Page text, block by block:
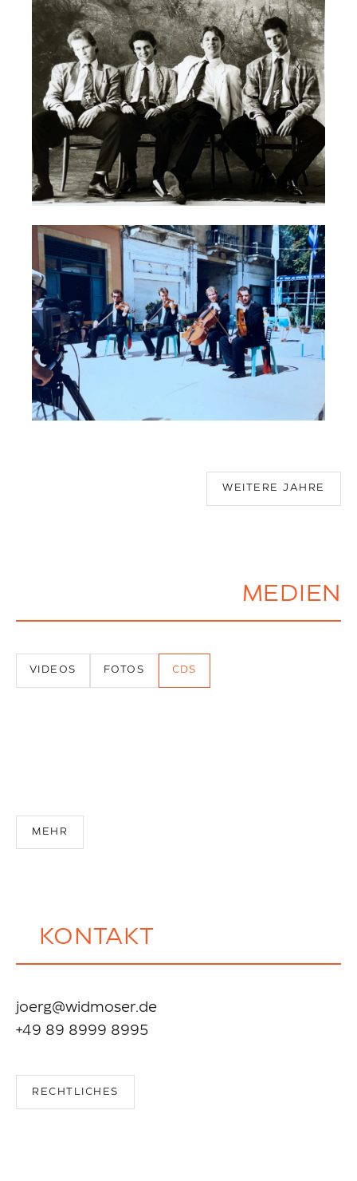
Die Geburt eines Abenteuers: 1983 in
München beginnt das Modern String
Quartet seinen Weg als Grenzgänger
zwischen Klassik, Jazz und Neuer Musik.
Bereits 1986 erhält das Ensemble ein
Stipendium der Stadt München und zeigt
bei Meisterkonzerten in Weimar sowie
Festivalauftritten in Hamburg und
Hannover sein Potenzial. Die
Zusammenarbeit mit Weggefährten wie
Markenzeichen.
Die internationale Präsenz nimmt Fahrt
auf: Tourneen mit Mercedes Sosa (1989),
durch die USA (1990), durch Westafrika
sowie später durch Israel, Zypern und
Griechenland. Das Quartett entdeckt:
Musik spricht alle Sprachen der Welt.
Zwischen Uraufführungen, Tourneen und
schlaflosen Nächten entsteht ein
Konzertreisen durch Südosteuropa und
die USA.
WEITERE JAHRE
MEDIEN
VIDEOS FOTOS CDS
MEHR
KONTAKT
joerg@widmoser.de
+49 89 8999 8995
RECHTLICHES